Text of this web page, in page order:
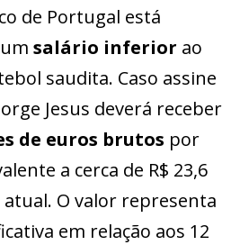
de Portugal está
salário inferior ao
saudita. Caso assine
Jesus deverá receber
de euros brutos por
a cerca de R$ 23,6
O valor representa
em relação aos 12